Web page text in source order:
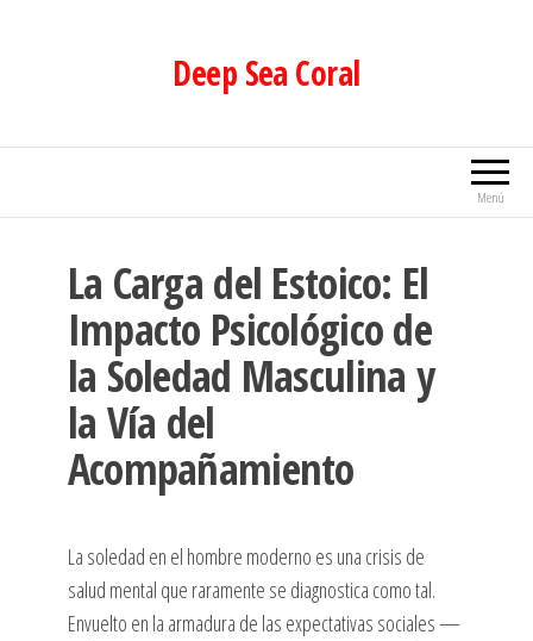
Deep Sea Coral
Menú
La Carga del Estoico: El
Impacto Psicológico de
la Soledad Masculina y
la Vía del
Acompañamiento
La soledad en el hombre moderno es una crisis de
salud mental que raramente se diagnostica como tal.
Envuelto en la armadura de las expectativas sociales —